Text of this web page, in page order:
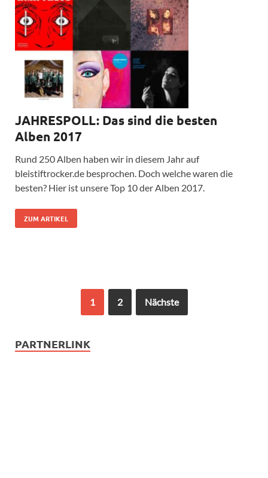
JAHRESPOLL: Das sind die besten
Alben 2017
Rund 250 Alben haben wir in diesem Jahr auf
bleistiftrocker.de besprochen. Doch welche waren die
besten? Hier ist unsere Top 10 der Alben 2017.
ZUM ARTIKEL
1 2 Nächste
PARTNERLINK